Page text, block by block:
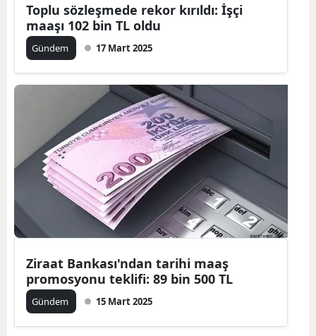
Toplu sözleşmede rekor kırıldı: İşçi
maaşı 102 bin TL oldu
Gündem 17 Mart 2025
Ziraat Bankası'ndan tarihi maaş
promosyonu teklifi: 89 bin 500 TL
Gündem 15 Mart 2025